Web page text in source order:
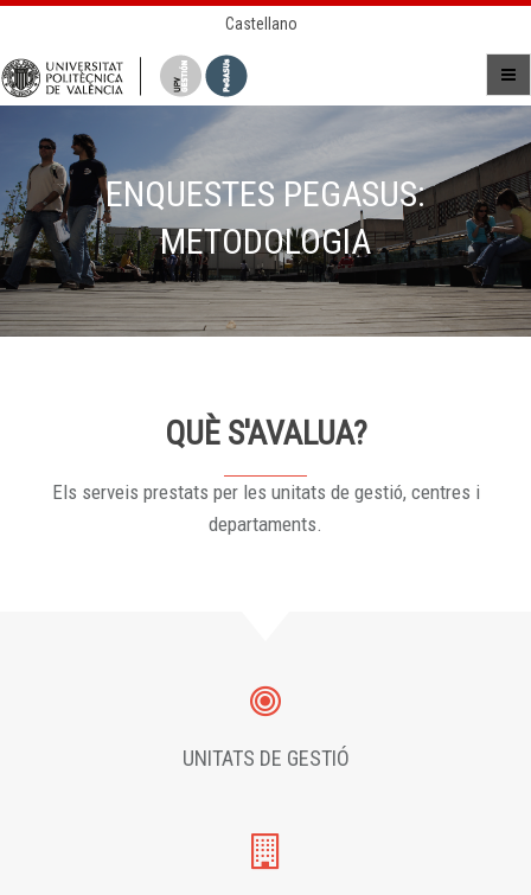
Castellano
ENQUESTES PEGASUS:
METODOLOGIA
QUÈ S'AVALUA?
Els serveis prestats per les unitats de gestió, centres i
departaments.
UNITATS DE GESTIÓ